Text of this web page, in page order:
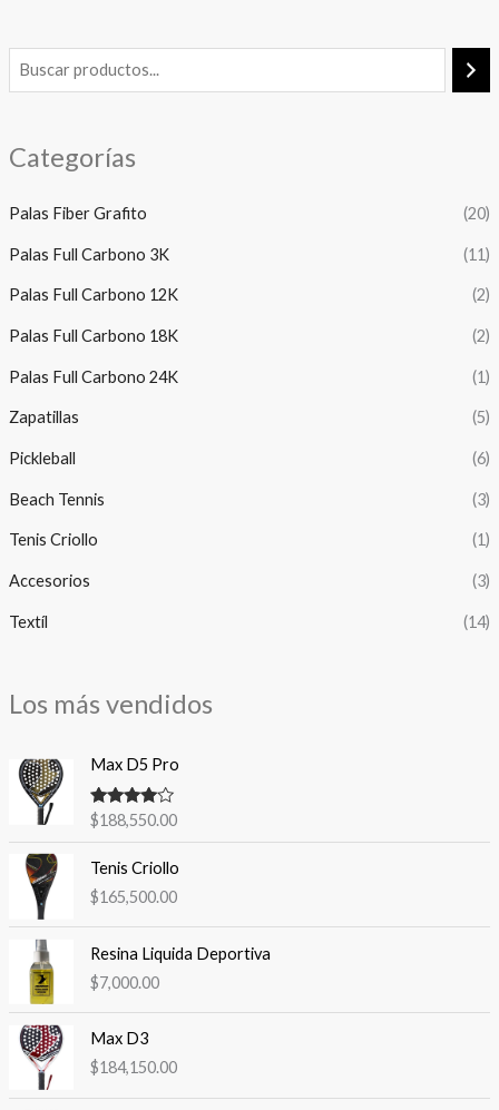
Categorías
Palas Fiber Grafito (20)
Palas Full Carbono 3K (11)
Palas Full Carbono 12K (2)
Palas Full Carbono 18K (2)
Palas Full Carbono 24K (1)
Zapatillas (5)
Pickleball (6)
Beach Tennis (3)
Tenis Criollo (1)
Accesorios (3)
Textíl (14)
Los más vendidos
Max D5 Pro
Valorado
con
4.00
$188,550.00
Tenis Criollo
$165,500.00
Resina Liquida Deportiva
$7,000.00
Max D3
$184,150.00